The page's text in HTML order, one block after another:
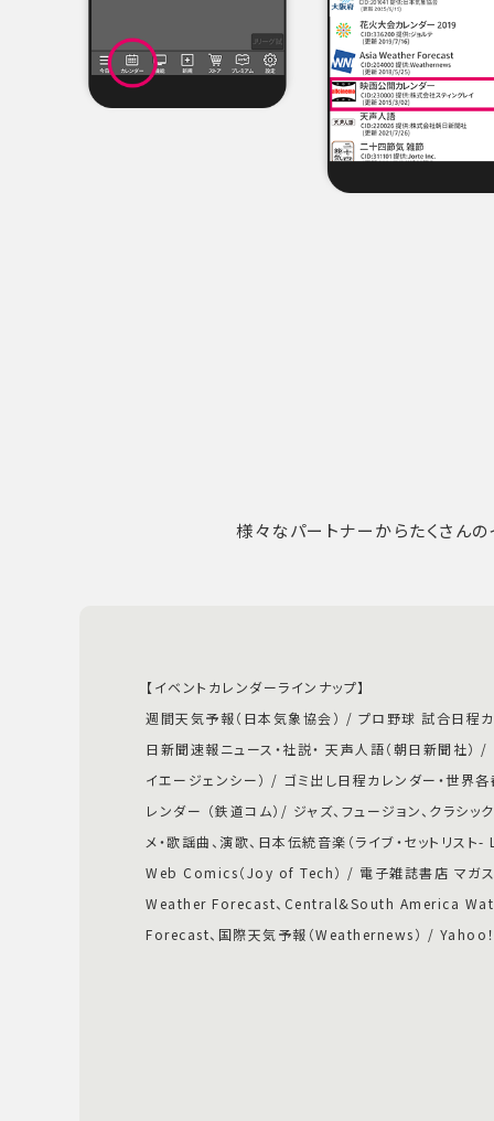
様々なパートナーからたくさん
【イベントカレンダーラインナップ】
週間天気予報（日本気象協会） / プロ野球 試合日程カ
日新聞速報ニュース・社説・ 天声人語（朝日新聞社）
イエージェンシー） / ゴミ出し日程カレンダー・世界
レンダー （鉄道コム）/ ジャズ、フュージョン、クラシッ
メ・歌謡曲、演歌、日本伝統音楽（ライブ・セットリ
Web Comics（Joy of Tech） / 電子雑誌書店 マガ
Weather Forecast、Central&South America
Forecast、国際天気予報（Weathernews） / Yahoo！